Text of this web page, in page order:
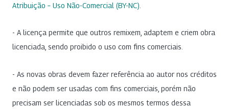
Atribuição – Uso Não-Comercial (BY-NC)
- A licença permite que outros remixem, adaptem e criem obra
licenciada, sendo proibido o uso com fins comerciais.
- As novas obras devem fazer referência ao autor nos créditos
e não podem ser usadas com fins comerciais, porém não
precisam ser licenciadas sob os mesmos termos dessa